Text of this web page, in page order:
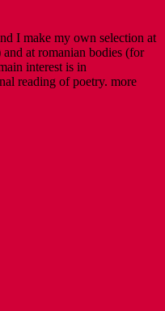
I make my own selection at
at romanian bodies (for
interest is in
reading of poetry. more